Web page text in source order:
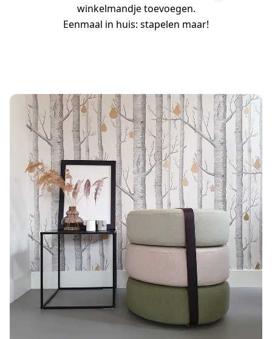
winkelmandje toevoegen.
Eenmaal in huis: stapelen maar!